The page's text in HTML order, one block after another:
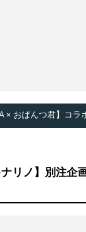
× おぱんつ君】コ
ナリノ】別注企